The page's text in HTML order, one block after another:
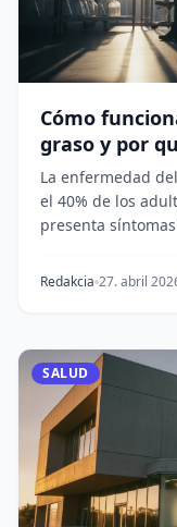
Cómo
graso y por
La enfermedad
el 40% de los
presenta
Redakcia 27. abril
SALUD